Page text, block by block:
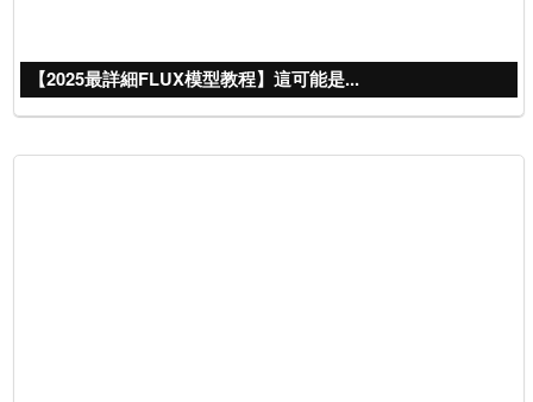
【2025最詳細FLUX模型教程】這可能是...